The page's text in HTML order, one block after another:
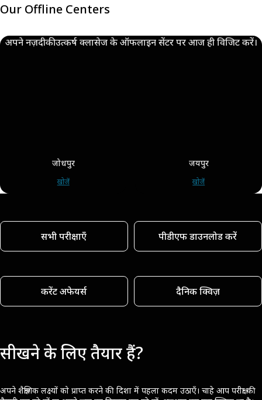
Our Offline Centers
अपने नज़दीकी उत्कर्ष क्लासेज के ऑफलाइन सेंटर पर आज ही विजिट करें।
जोधपुर
खोजें
जयपुर
खोजें
सभी परीक्षाएँ पीडीएफ डाउनलोड करें
करेंट अफेयर्स दैनिक क्विज़
सीखने के लिए तैयार हैं?
अपने शैक्षणिक लक्ष्यों को प्राप्त करने की दिशा में पहला कदम उठाएँ। चाहे आप परीक्षा की